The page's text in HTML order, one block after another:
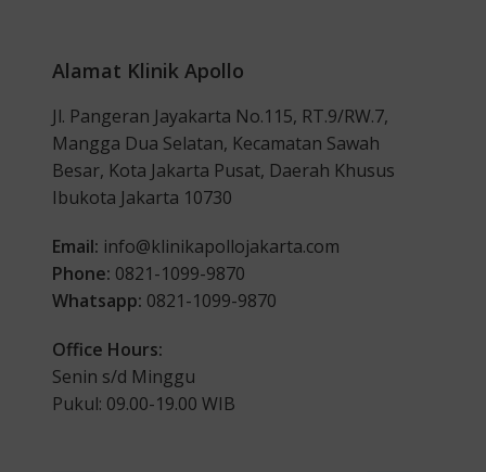
Alamat Klinik Apollo
Jl. Pangeran Jayakarta No.115, RT.9/RW.7,
Mangga Dua Selatan, Kecamatan Sawah
Besar, Kota Jakarta Pusat, Daerah Khusus
Ibukota Jakarta 10730
Email: info@klinikapollojakarta.com
Phone: 0821-1099-9870
Whatsapp: 0821-1099-9870
Office Hours:
Senin s/d Minggu
Pukul: 09.00-19.00 WIB